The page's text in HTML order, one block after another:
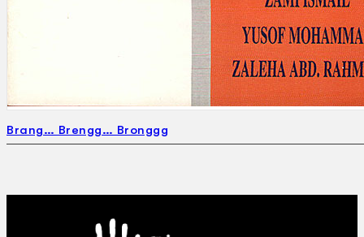
Brang… Brengg… Bronggg